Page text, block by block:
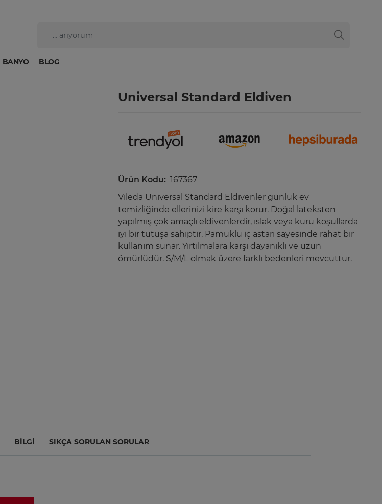
BANYO
BLOG
Universal Standard Eldiven
Ürün Kodu: 167367
Vileda Universal Standard Eldivenler günlük ev
temizliğinde ellerinizi kire karşı korur. Doğal lateksten
yapılmış çok amaçlı eldivenlerdir, ıslak veya kuru koşullarda
iyi bir tutuşa sahiptir. Pamuklu iç astarı sayesinde rahat bir
kullanım sunar. Yırtılmalara karşı dayanıklı ve uzun
ömürlüdür. S/M/L olmak üzere farklı bedenleri mevcuttur.
BILGI SIKÇA SORULAN SORULAR